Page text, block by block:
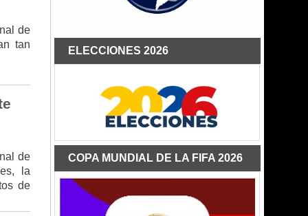
de
tan
de
la
de
ELECCIONES 2026
COPA MUNDIAL DE LA FIFA 2026